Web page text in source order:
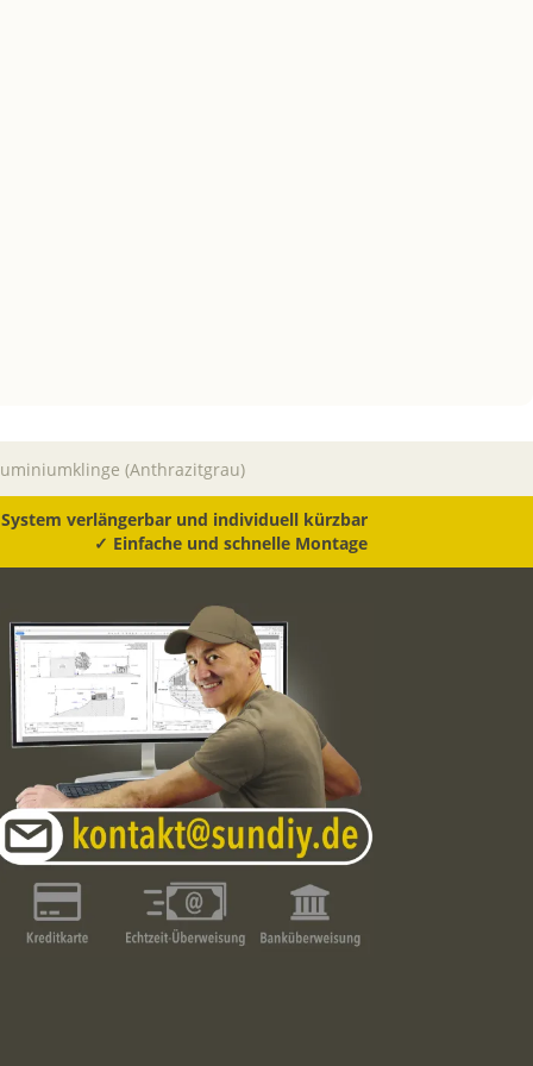
(Anthrazitgrau)
verlängerbar und individuell kürzbar
✓ Einfache und schnelle Montage